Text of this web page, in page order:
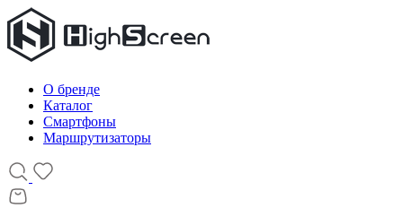
О бренде
Каталог
Смартфоны
Маршрутизаторы